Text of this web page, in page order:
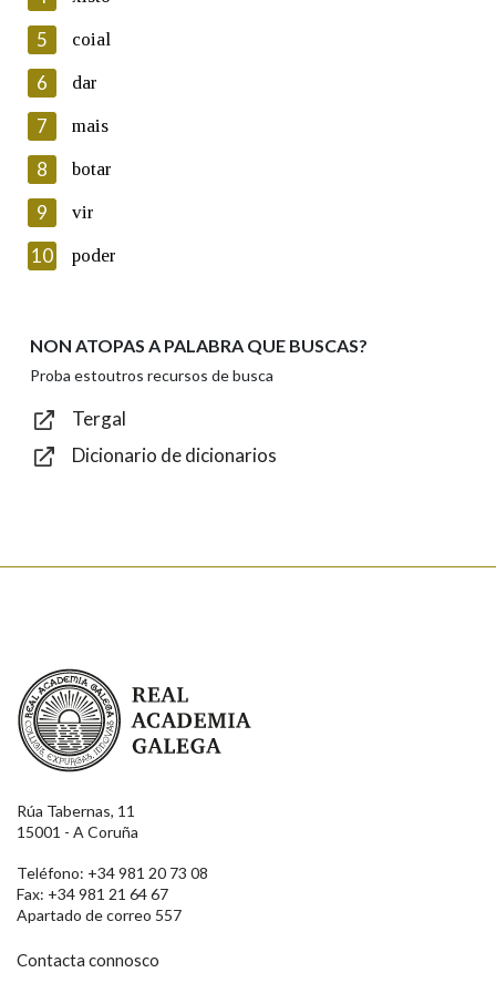
Lin e acepto as condicións da política de
Introduce o código que aparece na imaxe:
Texto de verificación
Enviar
5 coial
6 dar
7 mais
8 botar
9 vir
10 poder
NON ATOPAS A PALABRA QUE BUSCAS?
Proba estoutros recursos de busca
Tergal
Dicionario de dicionarios
Real Academia Galega
Rúa Tabernas, 11
15001 - A Coruña
Teléfono: +34 981 20 73 08
Fax: +34 981 21 64 67
Apartado de correo 557
Contacta connosco